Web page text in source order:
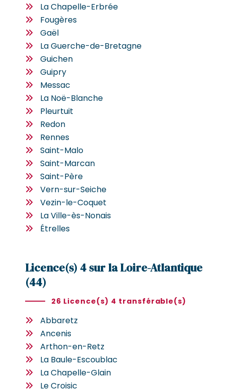
La Chapelle-Erbrée
Fougères
Gaël
La Guerche-de-Bretagne
Guichen
Guipry
Messac
La Noë-Blanche
Pleurtuit
Redon
Rennes
Saint-Malo
Saint-Marcan
Saint-Père
Vern-sur-Seiche
Vezin-le-Coquet
La Ville-ès-Nonais
Étrelles
Licence(s) 4 sur la Loire-Atlantique
(44)
26 Licence(s) 4 transférable(s)
Abbaretz
Ancenis
Arthon-en-Retz
La Baule-Escoublac
La Chapelle-Glain
Le Croisic